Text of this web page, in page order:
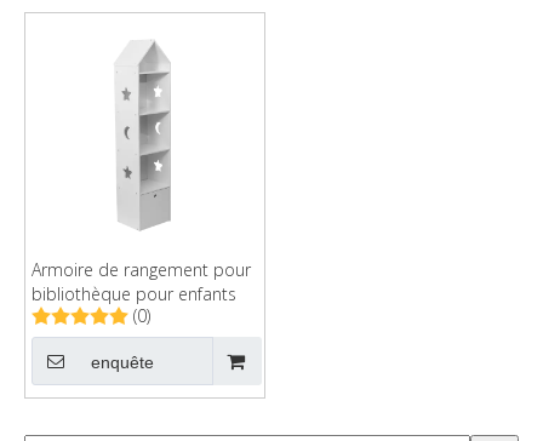
Armoire de rangement pour
bibliothèque pour enfants
(0)
enquête